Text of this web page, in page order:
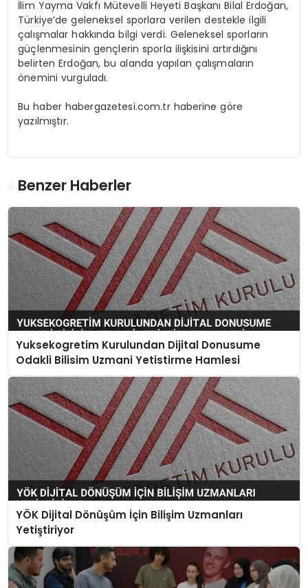
İlim Yayma Vakfı Mütevelli Heyeti Başkanı Bilal Erdoğan,
Türkiye’de geleneksel sporlara verilen destekle ilgili
çalışmalar hakkında bilgi verdi. Geleneksel sporların
güçlenmesinin gençlerin sporla ilişkisini artırdığını
belirten Erdoğan, bu alanda yapılan çalışmaların
önemini vurguladı.
Bu haber habergazetesi.com.tr haberine göre
yazılmıştır.
Benzer Haberler
Yuksekogretim Kurulundan Dijital Donusume
Odakli Bilisim Uzmani Yetistirme Hamlesi
YÖK Dijital Dönüşüm İçin Bilişim Uzmanları
Yetiştiriyor